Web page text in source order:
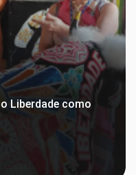
Liberdade como